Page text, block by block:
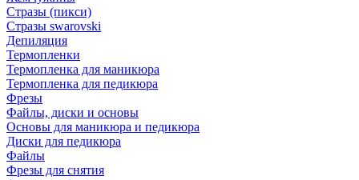
Стразы (пикси)
Cтразы swarovski
Депиляция
Термопленки
Термопленка для маникюра
Термопленка для педикюра
Фрезы
Файлы, диски и основы
Основы для маникюра и педикюра
Диски для педикюра
Файлы
Фрезы для снятия